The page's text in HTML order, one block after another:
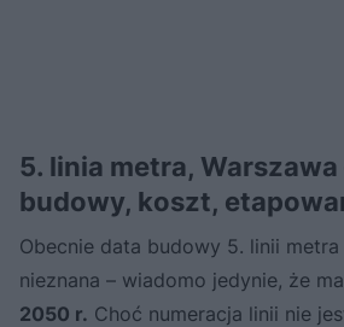
5. linia metra, Warszawa
budowy, koszt,
Obecnie data budowy 5. linii
nieznana – wiadomo jedynie, że
2050 r. Choć numeracja linii nie